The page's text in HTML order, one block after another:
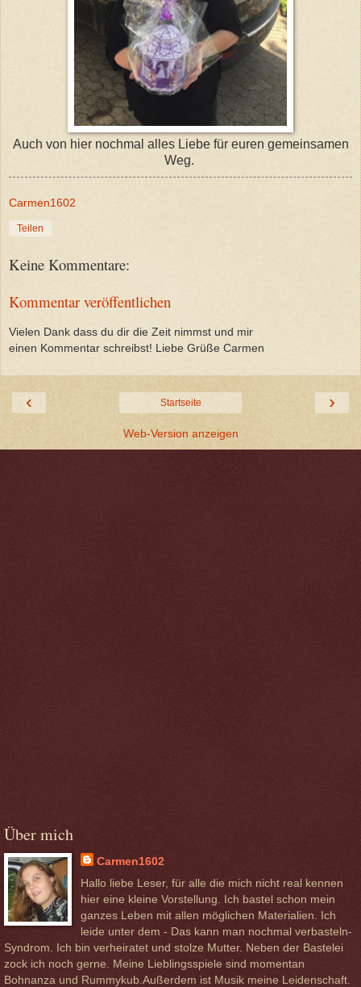
Auch von hier nochmal alles Liebe für euren gemeinsamen
Weg.
Carmen1602
Teilen
Keine Kommentare:
Kommentar veröffentlichen
Vielen Dank dass du dir die Zeit nimmst und mir
einen Kommentar schreibst! Liebe Grüße Carmen
‹ ›
Startseite
Web-Version anzeigen
Über mich
Carmen1602
Hallo liebe Leser, für alle die mich nicht real kennen
hier eine kleine Vorstellung. Ich bastel schon mein
ganzes Leben mit allen möglichen Materialien. Ich
leide unter dem - Das kann man nochmal verbasteln-
Syndrom. Ich bin verheiratet und stolze Mutter. Neben der Bastelei
zock ich noch gerne. Meine Lieblingsspiele sind momentan
Bohnanza und Rummykub.Außerdem ist Musik meine Leidenschaft.